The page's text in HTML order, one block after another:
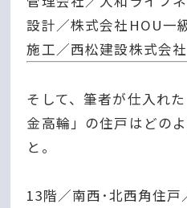
設計／株式会社HOU一
施工／西松建設株式会社
そして、筆者が仕入れ
金高輪」の住戸はどの
と。
13階／南西･北西角住